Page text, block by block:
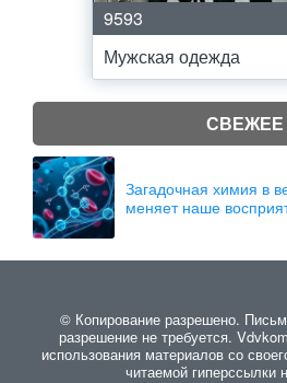
9593
Мужская одежда
СВЕЖЕЕ
Загадочная химия в
меняет наше
© Копирование разрешено.
разрешение не требуется.
использования материалов со
читаемой гиперссылки